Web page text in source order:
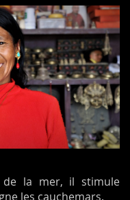
de la mer, il stimule
les cauchemars.